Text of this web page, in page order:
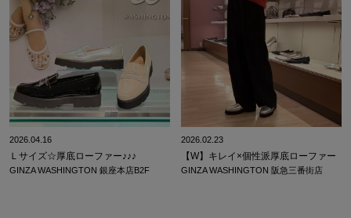
2026.04.16
Ｌサイズ☆厚底ローファー♪♪♪
GINZA WASHINGTON 銀座本店B2F
2026.02.23
【W】キレイ×個性派厚底ローファー
GINZA WASHINGTON 阪急三番街店